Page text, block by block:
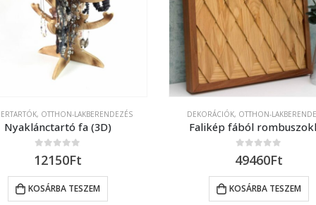
, OTTHON-LAKBERENDEZÉS
Nyaklánctartó fa (3D)
0out of 5
12150Ft
KOSÁRBA TESZEM
DEKORÁCIÓK, OTTHON-
Falikép fából
0out of 5
49460Ft
KOSÁRBA TESZEM